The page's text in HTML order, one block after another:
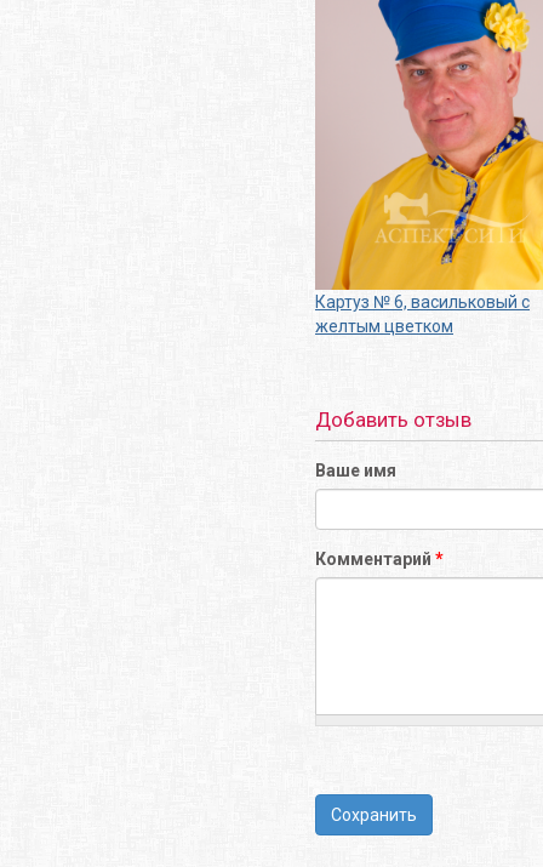
Картуз № 6, васильковый с
желтым цветком
Добавить отзыв
Ваше имя
Комментарий *
Сохранить